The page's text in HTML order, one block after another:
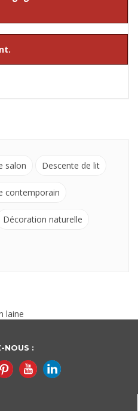
salon Descente de lit
contemporain
Décoration naturelle
laine
NOUS :